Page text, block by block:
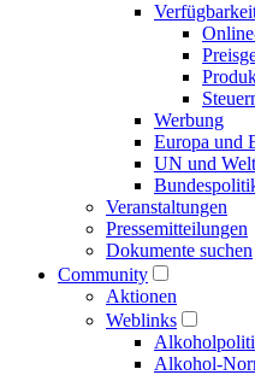
Werbung
Europa und
UN und
Veranstaltungen
Presse­mitteilungen
Dokumente suchen
Community
Aktionen
Weblinks
Alkohol-